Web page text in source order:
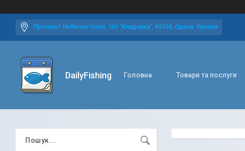
Проспект Небесної Сотні, 101 "Кладовка", 65104, Одеса, Україна
DailyFishing Головна Товари та послуги